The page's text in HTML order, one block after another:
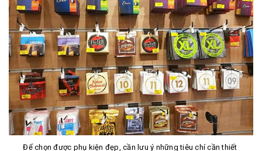
Để chọn được phụ kiện đẹp, cần lưu ý những tiêu chí cần thiết